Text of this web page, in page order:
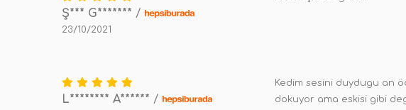
Ş*** G******* /
23/10/2021
L******** A****** /
Kedim sesini duydugu an
dokuyor ama eskisi gibi